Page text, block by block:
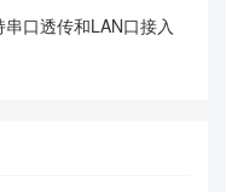
口透传和LAN口接入